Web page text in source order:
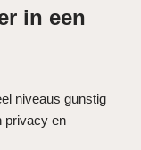
in een
niveaus gunstig
privacy en